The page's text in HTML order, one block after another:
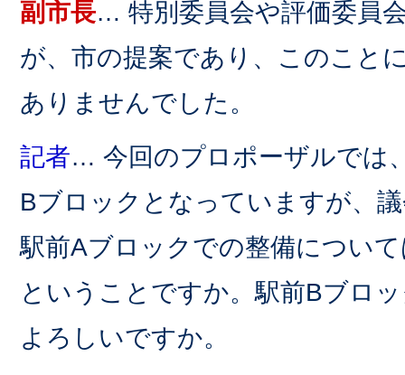
副市長… 特別委員会や評価委員
が、市の提案であり、このこと
ありませんでした。
記者… 今回のプロポーザルでは
Bブロックとなっていますが、
駅前Aブロックでの整備につい
ということですか。駅前Bブロ
よろしいですか。